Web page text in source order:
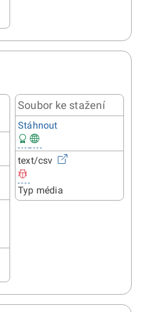
Soubor ke stažení
Stáhnout
text/csv
Typ média